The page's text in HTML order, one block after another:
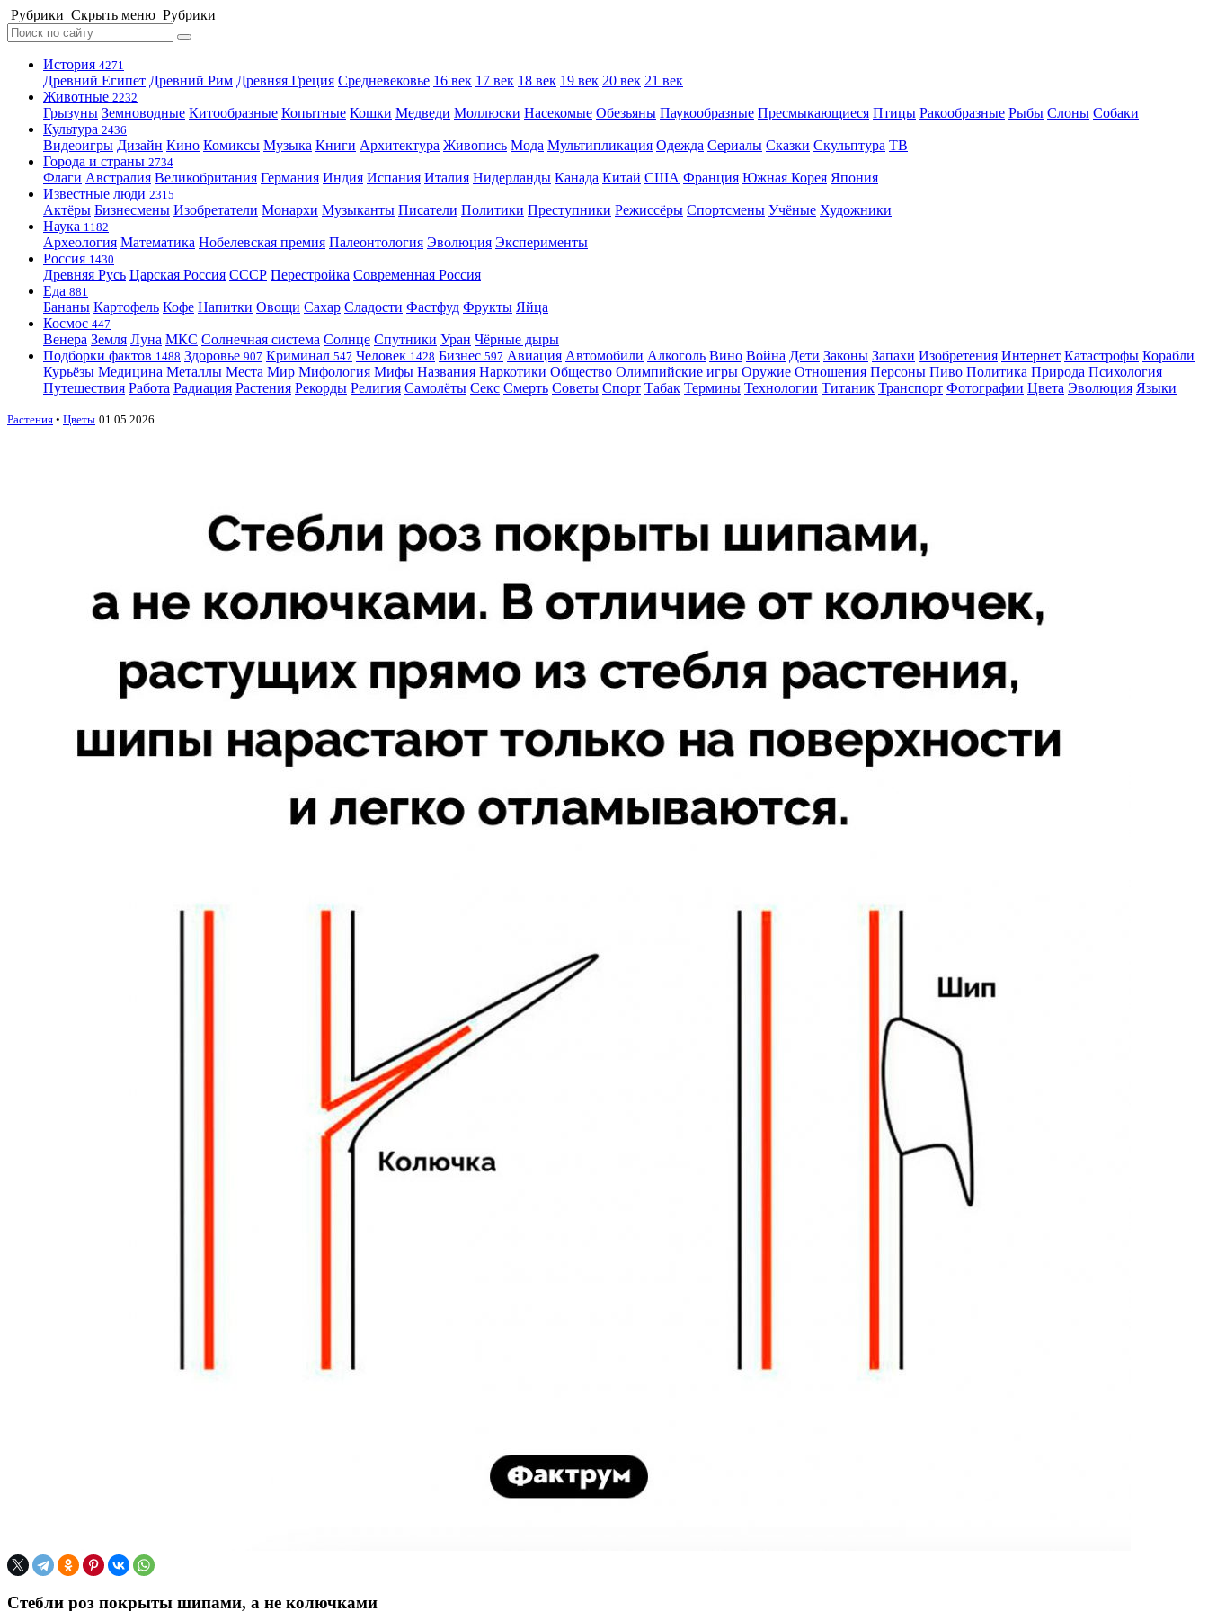
Рубрики Скрыть меню Рубрики
История 4271
Древний Египет Древний Рим Древняя Греция Средневековье 16 век 17 век 18 век 19 век 20 век 21 век
Животные 2232
Грызуны Земноводные Китообразные Копытные Кошки Медведи Моллюски Насекомые Обезьяны Паукообразные Пресмыкающиеся Птицы Ракообразные Рыбы Слоны Собаки
Культура 2436
Видеоигры Дизайн Кино Комиксы Музыка Книги Архитектура Живопись Мода Мультипликация Одежда Сериалы Сказки Скульптура ТВ
Города и страны 2734
Флаги Австралия Великобритания Германия Индия Испания Италия Нидерланды Канада Китай США Франция Южная Корея Япония
Известные люди 2315
Актёры Бизнесмены Изобретатели Монархи Музыканты Писатели Политики Преступники Режиссёры Спортсмены Учёные Художники
Наука 1182
Археология Математика Нобелевская премия Палеонтология Эволюция Эксперименты
Россия 1430
Древняя Русь Царская Россия СССР Перестройка Современная Россия
Еда 881
Бананы Картофель Кофе Напитки Овощи Сахар Сладости Фастфуд Фрукты Яйца
Космос 447
Венера Земля Луна МКС Солнечная система Солнце Спутники Уран Чёрные дыры
Подборки фактов 1488 Здоровье 907 Криминал 547 Человек 1428 Бизнес 597 Авиация Автомобили Алкоголь Вино Война Дети Законы Запахи Изобретения Интернет Катастрофы Корабли
Курьёзы Медицина Металлы Места Мир Мифология Мифы Названия Наркотики Общество Олимпийские игры Оружие Отношения Персоны Пиво Политика Природа Психология
Путешествия Работа Радиация Растения Рекорды Религия Самолёты Секс Смерть Советы Спорт Табак Термины Технологии Титаник Транспорт Фотографии Цвета Эволюция Языки
Растения • Цветы 01.05.2026
Стебли роз покрыты шипами, а не колючками